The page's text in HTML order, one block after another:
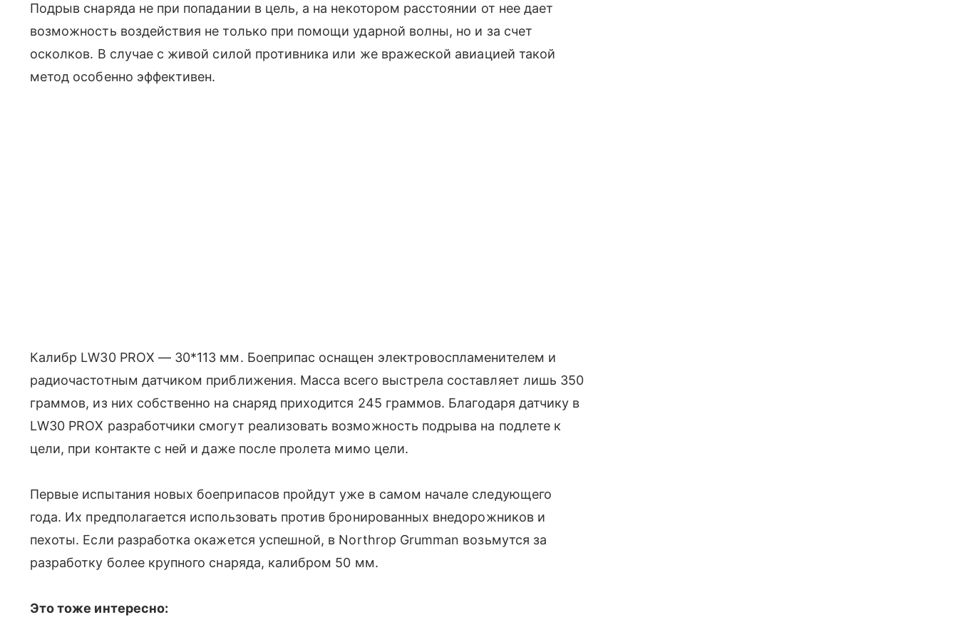
Подрыв снаряда не при попадании в цель, а на некотором расстоянии от нее дает
возможность воздействия не только при помощи ударной волны, но и за счет
осколков. В случае с живой силой противника или же вражеской авиацией такой
метод особенно эффективен.
Калибр LW30 PROX — 30*113 мм. Боеприпас оснащен электровоспламенителем и
радиочастотным датчиком приближения. Масса всего выстрела составляет лишь 350
граммов, из них собственно на снаряд приходится 245 граммов. Благодаря датчику в
LW30 PROX разработчики смогут реализовать возможность подрыва на подлете к
цели, при контакте с ней и даже после пролета мимо цели.
Первые испытания новых боеприпасов пройдут уже в самом начале следующего
года. Их предполагается использовать против бронированных внедорожников и
пехоты. Если разработка окажется успешной, в Northrop Grumman возьмутся за
разработку более крупного снаряда, калибром 50 мм.
Это тоже интересно: